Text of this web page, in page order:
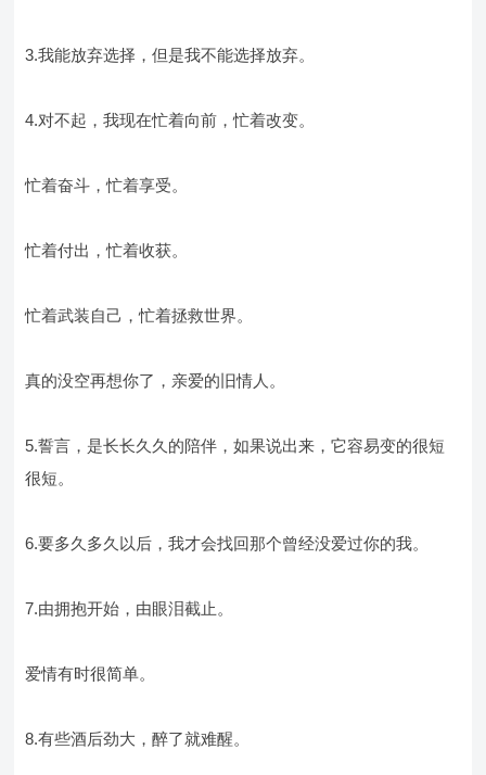
3.我能放弃选择，但是我不能选择放弃。
4.对不起，我现在忙着向前，忙着改变。
忙着奋斗，忙着享受。
忙着付出，忙着收获。
忙着武装自己，忙着拯救世界。
真的没空再想你了，亲爱的旧情人。
5.誓言，是长长久久的陪伴，如果说出来，它容易变的很短
很短。
6.要多久多久以后，我才会找回那个曾经没爱过你的我。
7.由拥抱开始，由眼泪截止。
爱情有时很简单。
8.有些酒后劲大，醉了就难醒。